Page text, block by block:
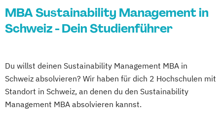
MBA Sustainability Management in
Schweiz - Dein Studienführer
Du willst deinen Sustainability Management MBA in
Schweiz absolvieren? Wir haben für dich 2 Hochschulen mit
Standort in Schweiz, an denen du den Sustainability
Management MBA absolvieren kannst.